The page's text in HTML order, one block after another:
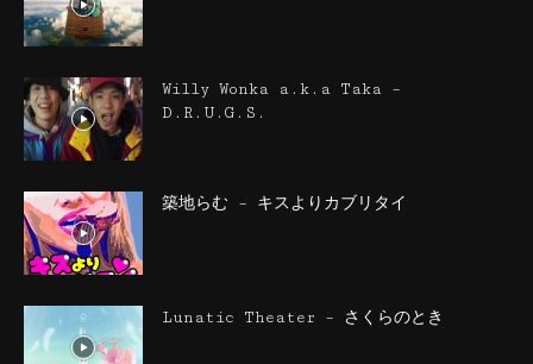
Willy Wonka a.k.a Taka –
D.R.U.G.S.
築地らむ – キスよりカブリタイ
Lunatic Theater – さくらのとき